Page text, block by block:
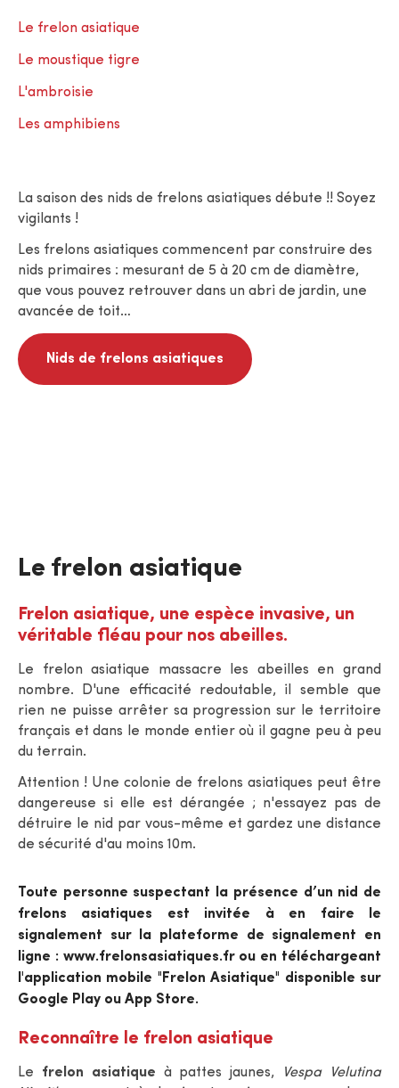
Le frelon asiatique
Le moustique tigre
L'ambroisie
Les amphibiens
La saison des nids de frelons asiatiques débute !! Soyez
vigilants !
Les frelons asiatiques commencent par construire des
nids primaires : mesurant de 5 à 20 cm de diamètre,
que vous pouvez retrouver dans un abri de jardin, une
avancée de toit…
Nids de frelons asiatiques
Le frelon asiatique
Frelon asiatique, une espèce invasive, un
véritable fléau pour nos abeilles.
Le frelon asiatique massacre les abeilles en grand
nombre. D'une efficacité redoutable, il semble que
rien ne puisse arrêter sa progression sur le territoire
français et dans le monde entier où il gagne peu à peu
du terrain.
Attention ! Une colonie de frelons asiatiques peut être
dangereuse si elle est dérangée ; n'essayez pas de
détruire le nid par vous-même et gardez une distance
de sécurité d'au moins 10m.
Toute personne suspectant la présence d’un nid de
frelons asiatiques est invitée à en faire le
signalement sur la plateforme de signalement en
ligne : www.frelonsasiatiques.fr ou en téléchargeant
l'application mobile "Frelon Asiatique" disponible sur
Google Play ou App Store.
Reconnaître le frelon asiatique
Le frelon asiatique à pattes jaunes,
Vespa Velutina